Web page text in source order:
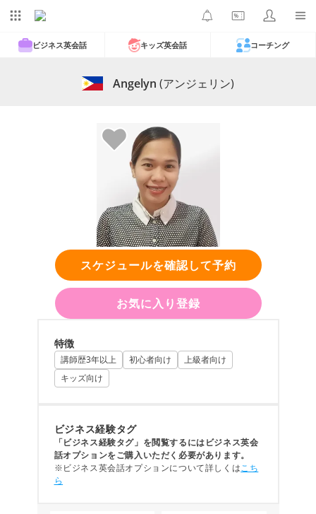
ビジネス英会話 キッズ英会話 コーチング
Angelyn (アンジェリン)
スケジュールを確認して予約
お気に入り登録
特徴
講師歴3年以上 初心者向け
上級者向け
キッズ向け
ビジネス経験タグ
「ビジネス経験タグ」を閲覧するにはビジネス英会
話オプションをご購入いただく必要があります。
※ビジネス英会話オプションについて詳しくはこち
ら